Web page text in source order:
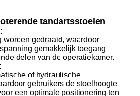
tandartsstoelen
worden gedraaid, waardoor
gemakkelijk toegang
delen van de operatiekamer.
of hydraulische
gebruikers de stoelhoogte
een optimale positionering ten